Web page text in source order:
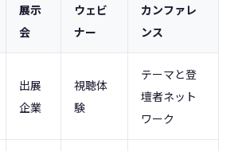
展示
会
ウェビ
ナー
カンファレ
ンス
出展
企業
視聴体
験
テーマと登
壇者ネット
ワーク